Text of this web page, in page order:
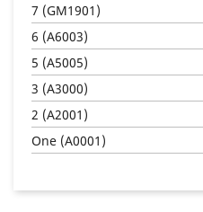
7 (GM1901)
6 (A6003)
5 (A5005)
3 (A3000)
2 (A2001)
One (A0001)